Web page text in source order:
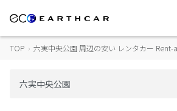
TOP › 六実中央公園 周辺の安い レンタカー Rent-